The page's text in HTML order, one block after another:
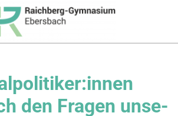
den Fra­gen unse­